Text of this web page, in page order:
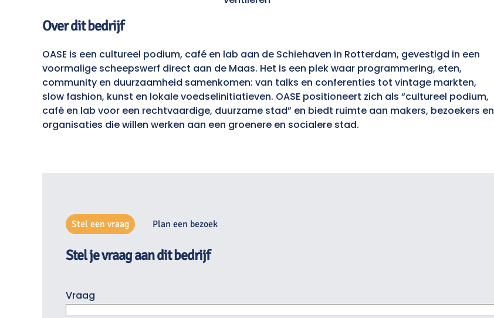
Over dit bedrijf
OASE is een cultureel podium, café en lab aan de Schiehaven in Rotterdam, gevestigd in een
voormalige scheepswerf direct aan de Maas. Het is een plek waar programmering, eten,
community en duurzaamheid samenkomen: van talks en conferenties tot vintage markten,
slow fashion, kunst en lokale voedselinitiatieven. OASE positioneert zich als “cultureel podium,
café en lab voor een rechtvaardige, duurzame stad” en biedt ruimte aan makers, bezoekers en
organisaties die willen werken aan een groenere en socialere stad.
Stel een vraag Plan een bezoek
Stel je vraag aan dit bedrijf
Vraag